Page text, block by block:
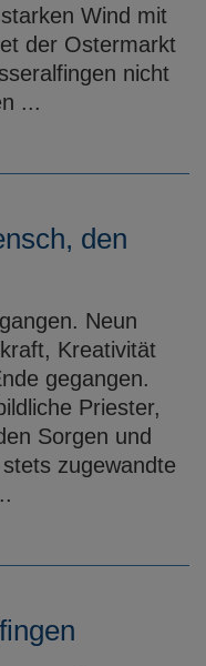
Wind mit
der Ostermarkt
nicht
...
den
Neun
Kreativität
gegangen.
Priester,
Sorgen und
zugewandte